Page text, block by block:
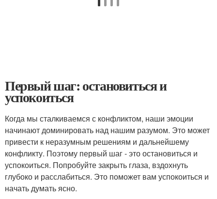
Первый шаг: остановиться и
успокоиться
Когда мы сталкиваемся с конфликтом, наши эмоции
начинают доминировать над нашим разумом. Это может
привести к неразумным решениям и дальнейшему
конфликту. Поэтому первый шаг - это остановиться и
успокоиться. Попробуйте закрыть глаза, вздохнуть
глубоко и расслабиться. Это поможет вам успокоиться и
начать думать ясно.